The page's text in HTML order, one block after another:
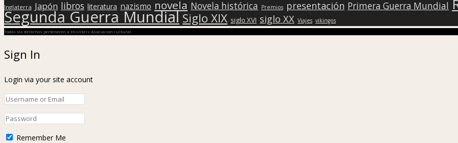
Inglaterra Japón libros literatura nazismo novela Novela histórica Premios presentación Primera Guerra Mundial
Segunda Guerra Mundial Siglo XIX siglo XVI siglo XX Viajes vikingos
Todos los derechos pertenecen a Hislibris Asociación cultural
Sign In
Login via your site account
Remember Me